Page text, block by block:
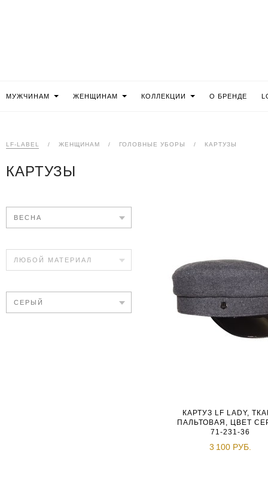
МУЖЧИНАМ ЖЕНЩИНАМ КОЛЛЕКЦИИ О БРЕНДЕ
LF-LABEL / ЖЕНЩИНАМ / ГОЛОВНЫЕ УБОРЫ / КАРТУЗЫ
КАРТУЗЫ
ВЕСНА
ЛЮБОЙ МАТЕРИАЛ
СЕРЫЙ
КАРТУЗ LF LADY,
ПАЛЬТОВАЯ, ЦВЕТ
71-231-36
3 100 РУБ.